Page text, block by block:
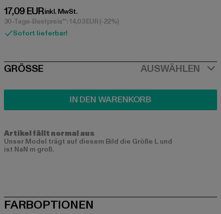
17,09 EUR
Derzeitiger Preis: 17,09 EUR
inkl. MwSt.
30-Tage-Bestpreis**: 14,03 EUR(-22%)
Sofort lieferbar!
SIZE
GRÖSSE AUSWÄHLEN
IN DEN WARENKORB
Artikel fällt normal aus
Unser Model trägt auf diesem Bild die Größe L und
ist NaN m groß.
FARBOPTIONEN